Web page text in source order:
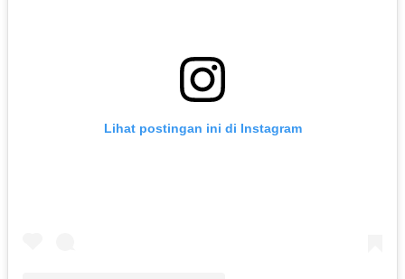
Lihat postingan ini di Instagram